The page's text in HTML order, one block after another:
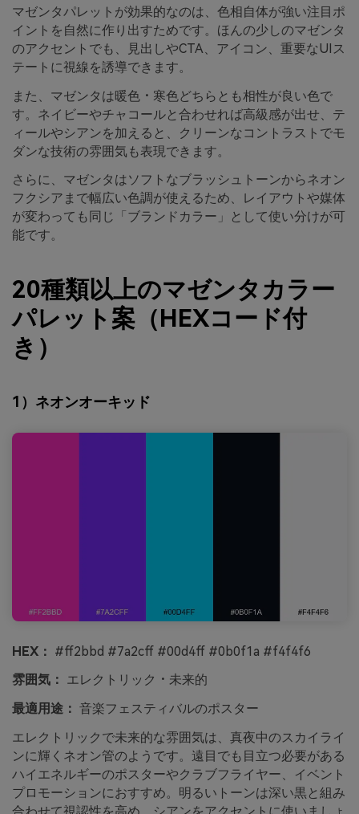
マゼンタパレットが効果的なのは、色相自体が強い注目ポ
イントを自然に作り出すためです。ほんの少しのマゼンタ
のアクセントでも、見出しやCTA、アイコン、重要なUIス
テートに視線を誘導できます。
また、マゼンタは暖色・寒色どちらとも相性が良い色で
す。ネイビーやチャコールと合わせれば高級感が出せ、テ
ィールやシアンを加えると、クリーンなコントラストでモ
ダンな技術の雰囲気も表現できます。
さらに、マゼンタはソフトなブラッシュトーンからネオン
フクシアまで幅広い色調が使えるため、レイアウトや媒体
が変わっても同じ「ブランドカラー」として使い分けが可
能です。
20種類以上のマゼンタカラー
パレット案（HEXコード付
き）
1）ネオンオーキッド
HEX： #ff2bbd #7a2cff #00d4ff #0b0f1a #f4f4f6
雰囲気： エレクトリック・未来的
最適用途： 音楽フェスティバルのポスター
エレクトリックで未来的な雰囲気は、真夜中のスカイライ
ンに輝くネオン管のようです。遠目でも目立つ必要がある
ハイエネルギーのポスターやクラブフライヤー、イベント
プロモーションにおすすめ。明るいトーンは深い黒と組み